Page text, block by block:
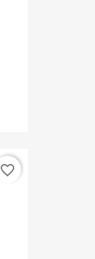
favorite_border